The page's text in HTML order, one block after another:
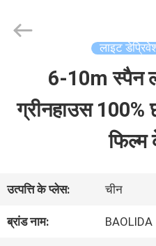
वीआर
शो
Pipe
Rights
Reserved.
लाइट
6-10m स्पैन
ग्रीनहाउस
फिल्म
उत्पत्ति के प्लेस: चीन
ब्रांड नाम: BAOLIDA